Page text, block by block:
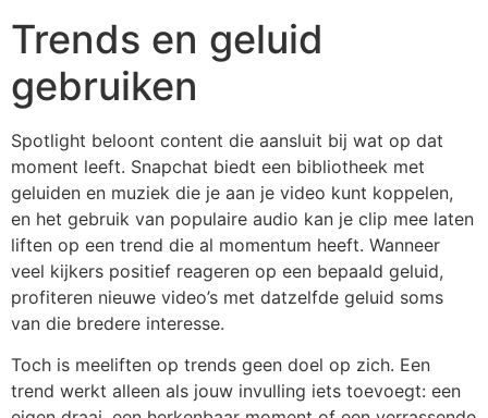
Trends en geluid
gebruiken
Spotlight beloont content die aansluit bij wat op dat
moment leeft. Snapchat biedt een bibliotheek met
geluiden en muziek die je aan je video kunt koppelen,
en het gebruik van populaire audio kan je clip mee laten
liften op een trend die al momentum heeft. Wanneer
veel kijkers positief reageren op een bepaald geluid,
profiteren nieuwe video’s met datzelfde geluid soms
van die bredere interesse.
Toch is meeliften op trends geen doel op zich. Een
trend werkt alleen als jouw invulling iets toevoegt: een